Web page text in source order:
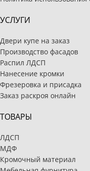
УСЛУГИ
Двери купе на заказ
Производство фасадов
Распил ЛДСП
Нанесение кромки
Фрезеровка и присадка
Заказ раскроя онлайн
ТОВАРЫ
ЛДСП
МДФ
Кромочный материал